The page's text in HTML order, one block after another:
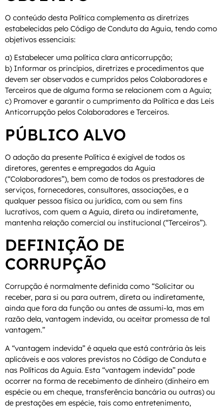
O conteúdo desta Política complementa as diretrizes
estabelecidas pelo Código de Conduta da Aguia, tendo como
objetivos essenciais:
a) Estabelecer uma política clara anticorrupção;
b) Informar os princípios, diretrizes e procedimentos que
devem ser observados e cumpridos pelos Colaboradores e
Terceiros que de alguma forma se relacionem com a Aguia;
c) Promover e garantir o cumprimento da Política e das Leis
Anticorrupção pelos Colaboradores e Terceiros.
PÚBLICO ALVO
O adoção da presente Política é exigível de todos os
diretores, gerentes e empregados da Aguia
(“Colaboradores”), bem como de todos os prestadores de
serviços, fornecedores, consultores, associações, e a
qualquer pessoa física ou jurídica, com ou sem fins
lucrativos, com quem a Aguia, direta ou indiretamente,
mantenha relação comercial ou institucional (“Terceiros”).
DEFINIÇÃO DE
CORRUPÇÃO
Corrupção é normalmente definida como “Solicitar ou
receber, para si ou para outrem, direta ou indiretamente,
ainda que fora da função ou antes de assumi-la, mas em
razão dela, vantagem indevida, ou aceitar promessa de tal
vantagem.”
A “vantagem indevida” é aquela que está contrária às leis
aplicáveis e aos valores previstos no Código de Conduta e
nas Políticas da Aguia. Esta “vantagem indevida” pode
ocorrer na forma de recebimento de dinheiro (dinheiro em
espécie ou em cheque, transferência bancária ou outras) ou
de prestações em espécie, tais como entretenimento,